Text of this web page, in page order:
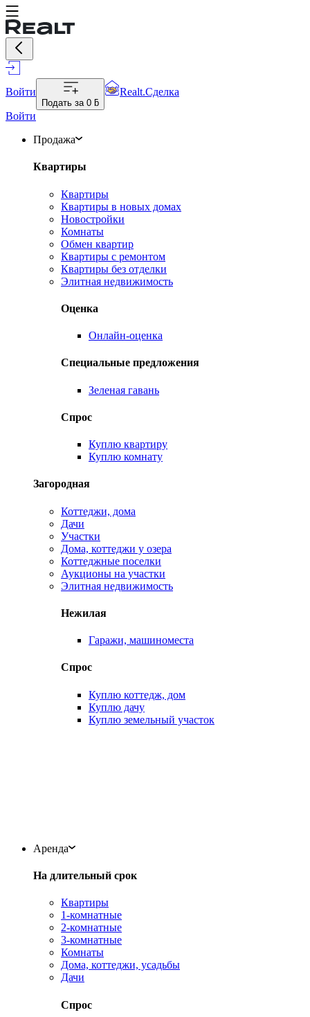
Войти
Подать за 0 ƃ
Realt.Сделка
Войти
Продажа
Квартиры
Квартиры
Квартиры в новых домах
Новостройки
Комнаты
Обмен квартир
Квартиры с ремонтом
Квартиры без отделки
Элитная недвижимость
Оценка
Онлайн-оценка
Специальные предложения
Зеленая гавань
Спрос
Куплю квартиру
Куплю комнату
Загородная
Коттеджи, дома
Дачи
Участки
Дома, коттеджи у озера
Коттеджные поселки
Аукционы на участки
Элитная недвижимость
Нежилая
Гаражи, машиноместа
Спрос
Куплю коттедж, дом
Куплю дачу
Куплю земельный участок
Аренда
На длительный срок
Квартиры
1-комнатные
2-комнатные
3-комнатные
Комнаты
Дома, коттеджи, усадьбы
Дачи
Спрос